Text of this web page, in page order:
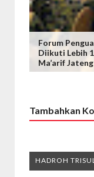
Forum
Diikuti Lebih
Ma’arif
Tambahkan
HADROH